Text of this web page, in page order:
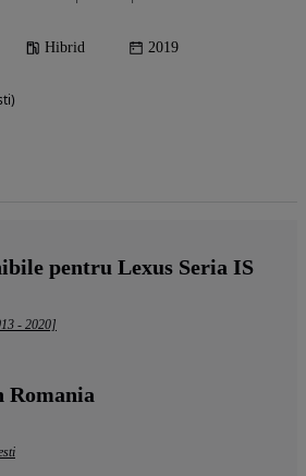
Hibrid 2019
pentru Lexus Seria IS
- 2020]
Romania